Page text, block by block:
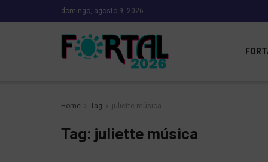
domingo, agosto 9, 2026
Home Tag juliette música
Tag: juliette música